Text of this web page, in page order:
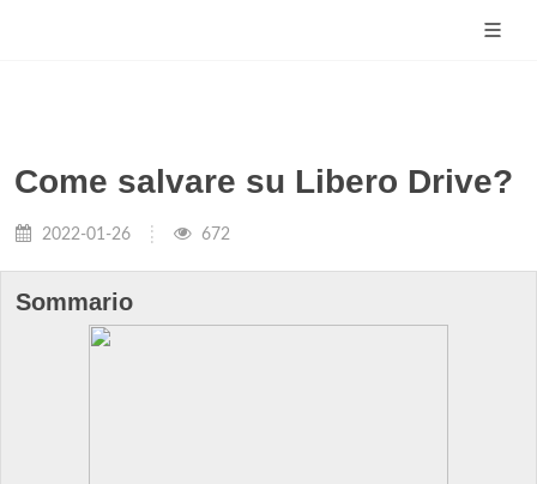
Come salvare su Libero Drive?
2022-01-26 672
Sommario